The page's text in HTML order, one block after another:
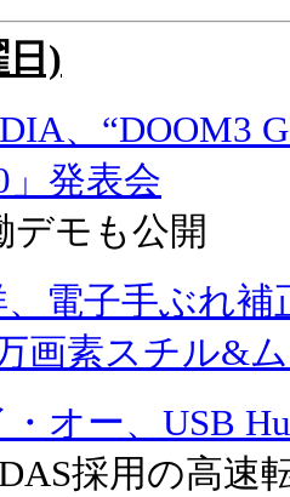
日)
、“DOOM3
」発表会
デモも公開
、電子手ぶれ補
画素スチル&
・オー、USB
採用の高速